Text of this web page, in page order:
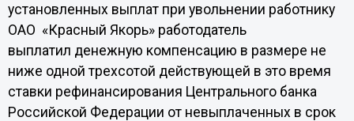
установленных выплат при увольнении работнику
ОАО «Красный Якорь» работодатель
выплатил денежную компенсацию в размере не
ниже одной трехсотой действующей в это время
ставки рефинансирования Центрального банка
Российской Федерации от невыплаченных в срок